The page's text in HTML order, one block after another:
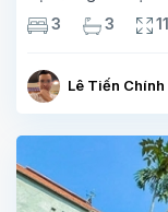
sàng dọn vào ở
3 3
Lê Tiến Chính